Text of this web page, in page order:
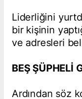
Liderliğini
bir kişinin
ve adresleri
BEŞ ŞÜPHELİ
Ardından söz